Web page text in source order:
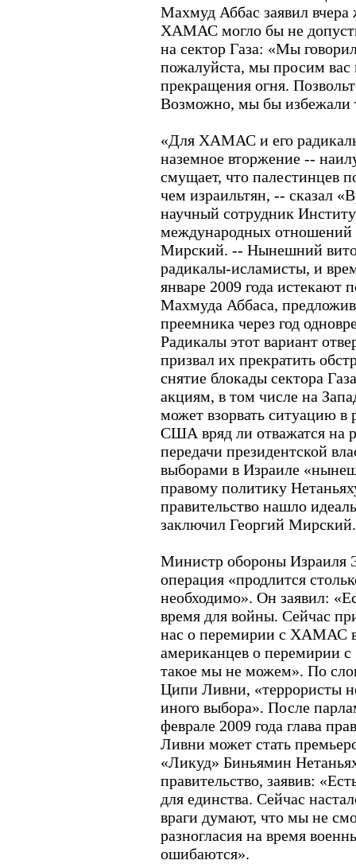
Махмуд Аббас заявил
ХАМАС могло бы не
на сектор Газа: «Мы
пожалуйста, мы просим вас
прекращения огня.
Возможно, мы бы избежали
«Для ХАМАС и его
наземное вторжение --
смущает, что палестинцев
чем израильтян, -- сказал
научный сотрудник
международных отношений
Мирский. -- Нынешний
радикалы-исламисты, и
январе 2009 года
Махмуда Аббаса,
преемника через год
Радикалы этот вариант
призвал их прекратить
снятие блокады сектора
акциям, в том числе на
может взорвать ситуацию
США вряд ли отважатся на
передачи президентской
выборами в Израиле
правому политику
правительство нашло
заключил Георгий Мирский.
Министр обороны Израиля
операция «продлится
необходимо». Он заявил:
время для войны. Сейчас
нас о перемирии с ХАМАС
американцев о перемирии
такое мы не можем». По
Ципи Ливни, «террористы
иного выбора». После
феврале 2009 года глава
Ливни может стать
«Ликуд» Биньямин
правительство, заявив:
для единства. Сейчас
враги думают, что мы не
разногласия на время
ошибаются».